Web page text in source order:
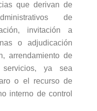
que derivan de
de
invitación a
o adjudicación
arrendamiento de
ya sea
o el recurso de
interno de control